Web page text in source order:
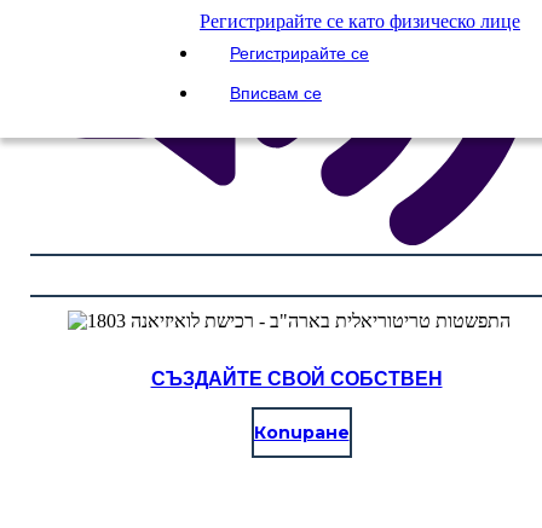
Регистрирайте се като физическо лице
Регистрирайте се
Вписвам се
СЪЗДАЙТЕ СВОЙ СОБСТВЕН
Копиране